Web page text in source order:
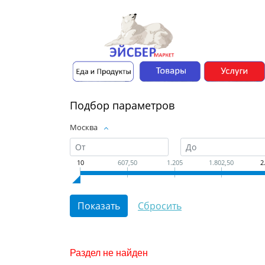
Подбор параметров
Москва
10 607,50 1.205 1.802,50
Раздел не найден